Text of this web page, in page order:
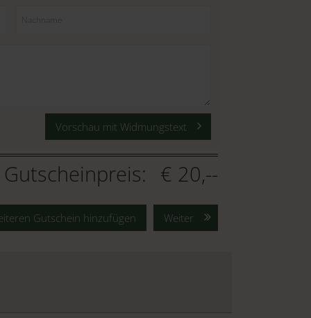
Vorschau mit Widmungstext
Gutscheinpreis: € 20,--
Gutschein hinzufügen Weiter